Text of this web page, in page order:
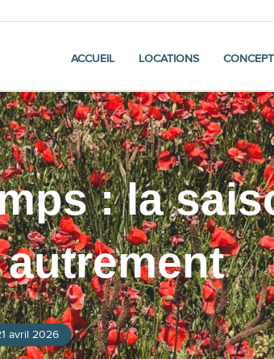
ACCUEIL LOCATIONS CONCEPT
: la
avril 2026